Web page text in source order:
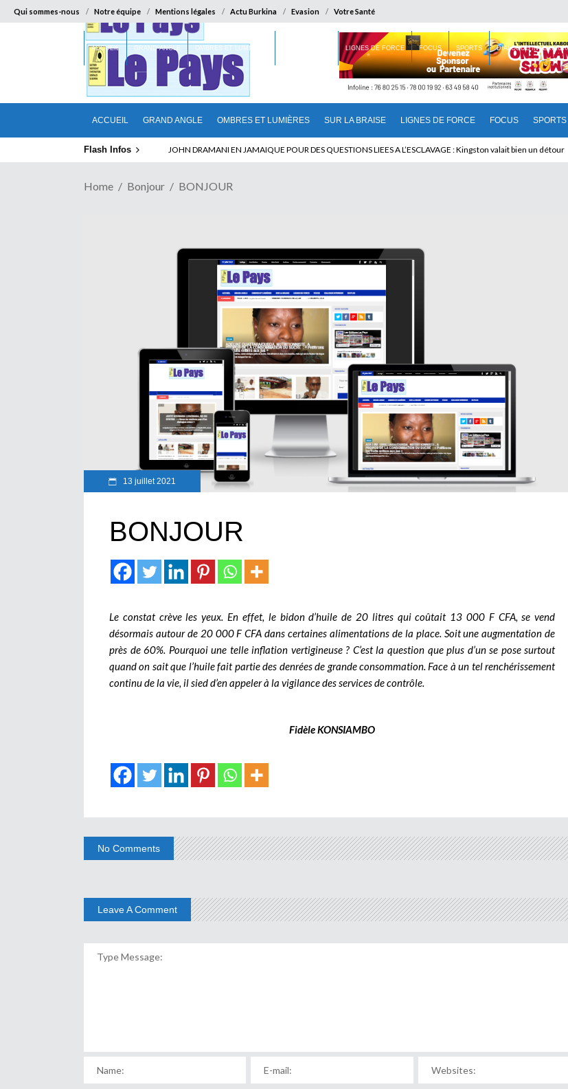
Qui sommes-nous Notre équipe Mentions légales Actu Burkina Evasion Votre Santé
ACCUEIL GRAND ANGLE OMBRES ET LUMIÈRES SUR LA BRAISE LIGNES DE FORCE FOCUS SPORTS
ACCUEIL GRAND ANGLE OMBRES ET LUMIÈRES LIGNES DE FORCE FOCUS SPORTS DIALOGUE INTERIEUR
Flash Infos ELECTION DE TALON A LA TETE DU SENAT BENINOIS : Quand Patrice quitte le pouvoir sans partir !
Home Bonjour BONJOUR
13 juillet 2021
BONJOUR
Le constat crève les yeux. En effet, le bidon d’huile de 20 litres qui coûtait 13 000 F CFA, se vend
désormais autour de 20 000 F CFA dans certaines alimentations de la place. Soit une augmentation de
près de 60%. Pourquoi une telle inflation vertigineuse ? C’est la question que plus d’un se pose surtout
quand on sait que l’huile fait partie des denrées de grande consommation. Face à un tel renchérissement
continu de la vie, il sied d’en appeler à la vigilance des services de contrôle.
Fidèle KONSIAMBO
No Comments
Leave A Comment